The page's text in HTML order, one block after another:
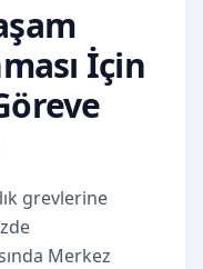
İçin
grevlerine
Merkez